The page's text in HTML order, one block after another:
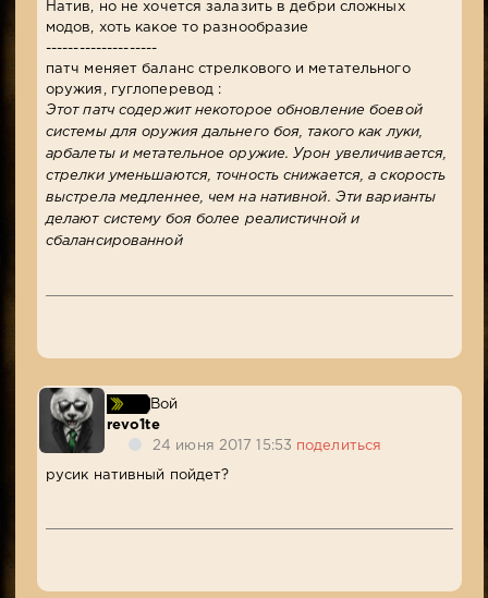
Натив, но не хочется залазить в дебри сложных
модов, хоть какое то разнообразие
--------------------
патч меняет баланс стрелкового и метательного
оружия, гуглоперевод :
Этот патч содержит некоторое обновление боевой
системы для оружия дальнего боя, такого как луки,
арбалеты и метательное оружие. Урон увеличивается,
стрелки уменьшаются, точность снижается, а скорость
выстрела медленнее, чем на нативной. Эти варианты
делают систему боя более реалистичной и
сбалансированной
Вой
revo1te
24 июня 2017 15:53 поделиться
русик нативный пойдет?